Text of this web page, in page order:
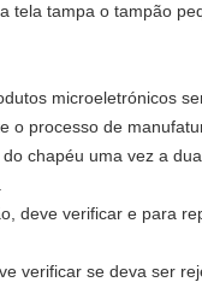
tela tampa o tampão
microeletrónicos
o processo de
chapéu uma vez a
deve verificar e para
verificar se deva ser